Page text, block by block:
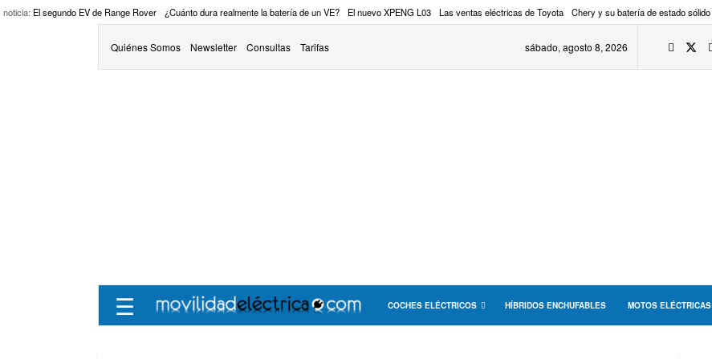
noticia: El segundo EV de Range Rover ¿Cuánto dura realmente la batería de un VE? El nuevo XPENG L03 Las ventas eléctricas de Toyota Chery y su batería de estado sólido
Quiénes Somos Newsletter Consultas Tarifas sábado, agosto 8, 2026
☰ COCHES ELÉCTRICOS HÍBRIDOS ENCHUFABLES MOTOS ELÉCTRICAS